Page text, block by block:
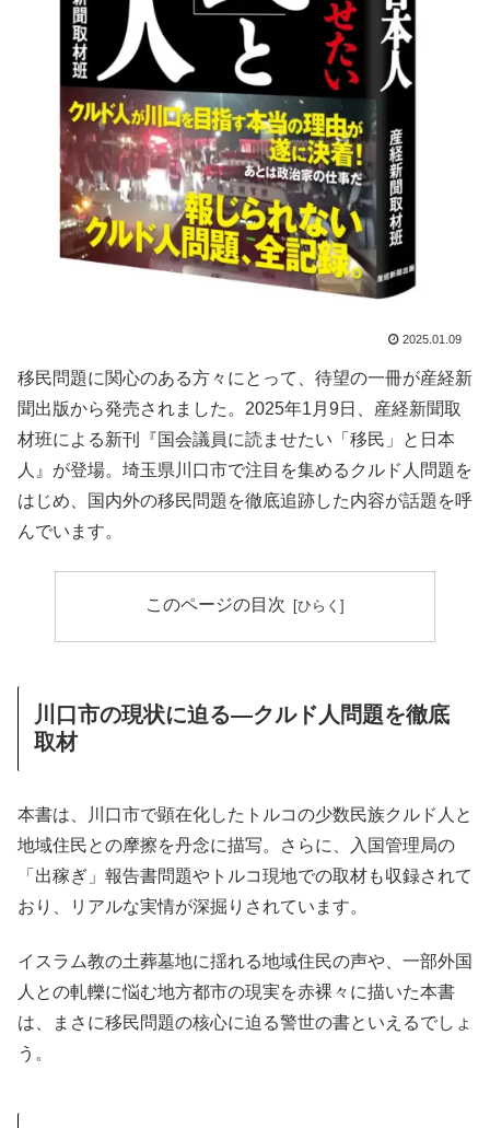
2025.01.09
移民問題に関心のある方々にとって、待望の一冊が産経新
聞出版から発売されました。2025年1月9日、産経新聞取
材班による新刊『国会議員に読ませたい「移民」と日本
人』が登場。埼玉県川口市で注目を集めるクルド人問題を
はじめ、国内外の移民問題を徹底追跡した内容が話題を呼
んでいます。
このページの目次
川口市の現状に迫る—クルド人問題を徹底
取材
本書は、川口市で顕在化したトルコの少数民族クルド人と
地域住民との摩擦を丹念に描写。さらに、入国管理局の
「出稼ぎ」報告書問題やトルコ現地での取材も収録されて
おり、リアルな実情が深掘りされています。
イスラム教の土葬墓地に揺れる地域住民の声や、一部外国
人との軋轢に悩む地方都市の現実を赤裸々に描いた本書
は、まさに移民問題の核心に迫る警世の書といえるでしょ
う。